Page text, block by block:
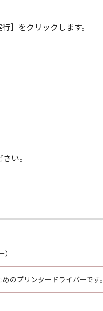
BY ITS TERMS AND
OF AGREEMENT
PROPOSALS OR PRIOR
RELATING TO THE
SIGNED BY A DULY
reason, please write to
］をクリックします。
い。
のプリンタードライバーです。